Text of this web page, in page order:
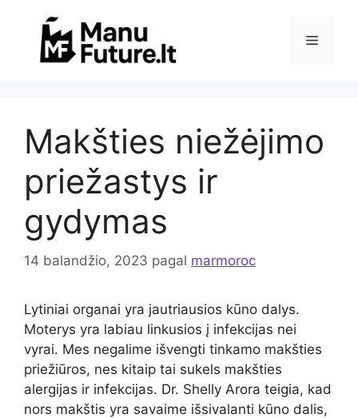
Meniu
Makšties niežėjimo
priežastys ir
gydymas
14 balandžio, 2023 pagal marmoroc
Lytiniai organai yra jautriausios kūno dalys.
Moterys yra labiau linkusios į infekcijas nei
vyrai. Mes negalime išvengti tinkamo makšties
priežiūros, nes kitaip tai sukels makšties
alergijas ir infekcijas. Dr. Shelly Arora teigia, kad
nors makštis yra savaime išsivalanti kūno dalis,